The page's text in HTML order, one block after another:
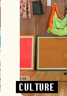
CULTURE